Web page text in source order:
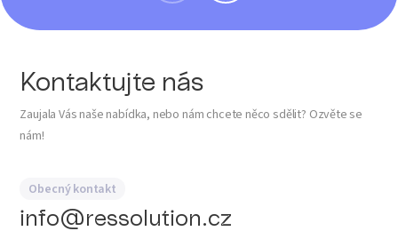
Kontaktujte nás
Zaujala Vás naše nabídka, nebo nám chcete něco sdělit? Ozvěte se
nám!
Obecný kontakt
info@ressolution.cz